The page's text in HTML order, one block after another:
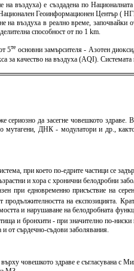
на въздуха) е създадена по
Геоинформационен Център (
на въздуха в реално време,
способност от по 1 km.
5те основни замърсителя - Азотен
за качество на въздуха (AQI).
да засегне човешкото
ДНК - модулатори и др.,
при което по-едрите частици се
и хора с хронични белодробни
при едновременно присъствие на
на експозицията.
и нарушаване на белодробната
и бронхити - при значително по-
от сърдечно-съдови заболявания.
човешкото здраве е съгласувана с